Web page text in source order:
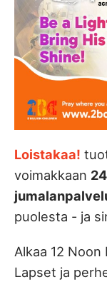
Loistakaa!
voimakkaan
puolesta - ja
Alkaa 12 Noon
Lapset ja